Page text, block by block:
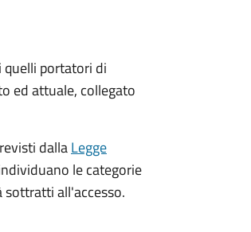
quelli portatori di
ed attuale, collegato
dallaLegge
le categorie
all'accesso.